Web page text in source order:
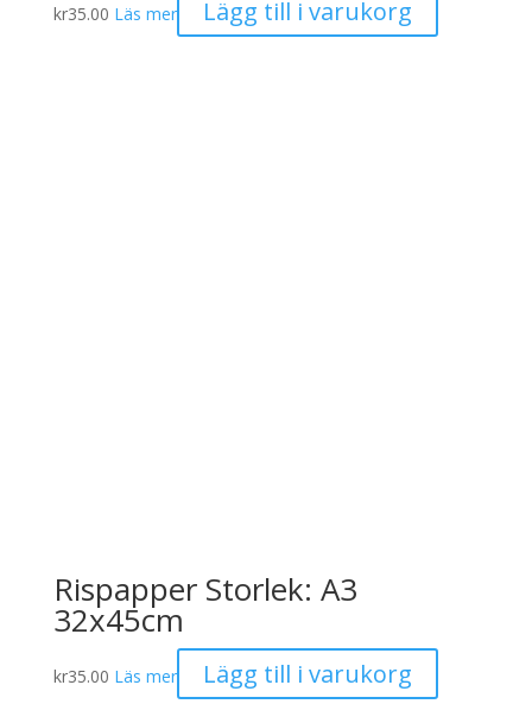
kr35.00 Läs mer Lägg till i varukorg
Rispapper Storlek: A3
32x45cm
kr35.00 Läs mer Lägg till i varukorg